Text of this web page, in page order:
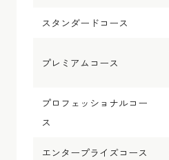
スタンダードコース
プレミアムコース
プロフェッショナルコー
ス
エンタープライズコース